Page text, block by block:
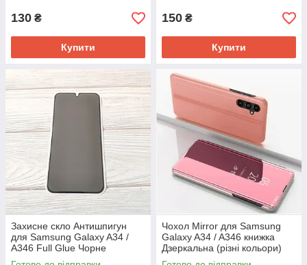
130 ₴
Купити
150 ₴
Купити
Захисне скло Антишпигун
для Samsung Galaxy A34 /
A346 Full Glue Чорне
Чохол Mirror для Samsung
Galaxy A34 / A346 книжка
Дзеркальна (різні кольори)